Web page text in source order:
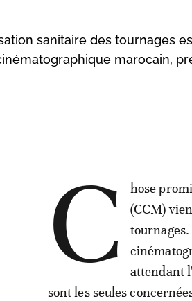
sanitaire des tournages
marocain,
C
hose
(CCM)
attendant
sont les seules